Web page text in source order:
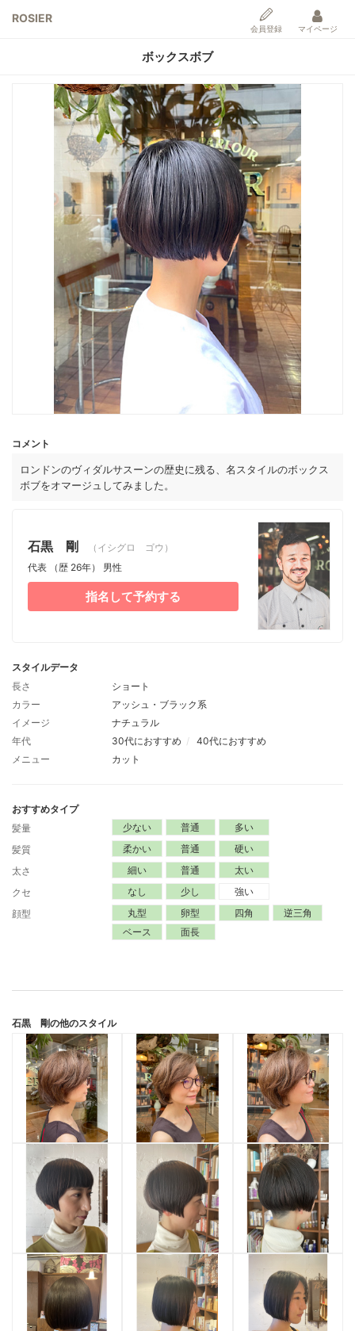
ROSIER
会員登録 マイページ
ボックスボブ
コメント
ロンドンのヴィダルサスーンの歴史に残る、名スタイルのボックス
ボブをオマージュしてみました。
石黒 剛
（イシグロ ゴウ）
代表
（歴 26年） 男性
指名して予約する
スタイルデータ
長さ
ショート
カラー
アッシュ・ブラック系
イメージ
ナチュラル
年代
30代におすすめ
40代におすすめ
メニュー
カット
おすすめタイプ
髪量
少ない 普通
多い
髪質
柔かい 普通
硬い
太さ
細い 普通
太い
クセ
なし 少し
強い
顔型
丸型 卵型 四角
逆三角
ベース
面長
石黒 剛の他のスタイル